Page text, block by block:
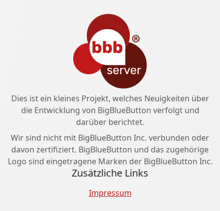
Dies ist ein kleines Projekt, welches Neuigkeiten über
die Entwicklung von BigBlueButton verfolgt und
darüber berichtet.
Wir sind nicht mit BigBlueButton Inc. verbunden oder
davon zertifiziert. BigBlueButton und das zugehörige
Logo sind eingetragene Marken der BigBlueButton Inc.
Zusätzliche Links
Impressum